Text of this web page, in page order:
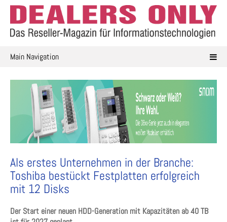
Skip
content
Main Navigation
Als erstes Unternehmen in der Branche:
Toshiba bestückt Festplatten erfolgreich
mit 12 Disks
Der Start einer neuen HDD-Generation mit Kapazitäten ab 40 TB